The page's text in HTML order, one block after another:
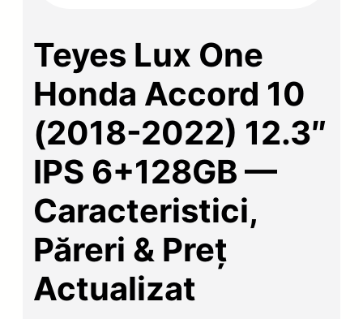
Teyes Lux One
Honda Accord 10
(2018-2022) 12.3″
IPS 6+128GB —
Caracteristici,
Păreri & Preț
Actualizat